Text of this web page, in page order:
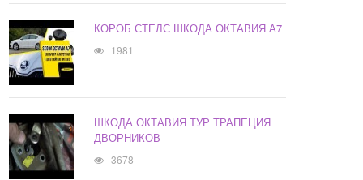
КОРОБ СТЕЛС ШКОДА ОКТАВИЯ А7
1981
ШКОДА ОКТАВИЯ ТУР ТРАПЕЦИЯ
ДВОРНИКОВ
3678